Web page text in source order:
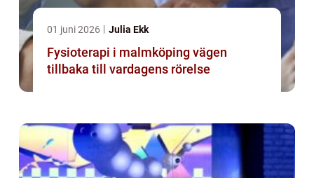
01 juni 2026 Julia Ekk
Fysioterapi i malmköping vägen
tillbaka till vardagens rörelse